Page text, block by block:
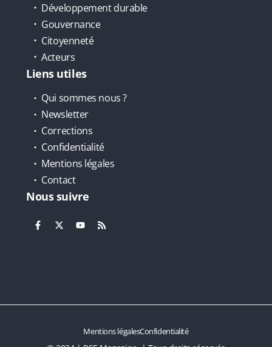
Développement durable
Gouvernance
Citoyenneté
Acteurs
Liens utiles
Qui sommes nous ?
Newsletter
Corrections
Confidentialité
Mentions légales
Contact
Nous suivre
Mentions légalesConfidentialité